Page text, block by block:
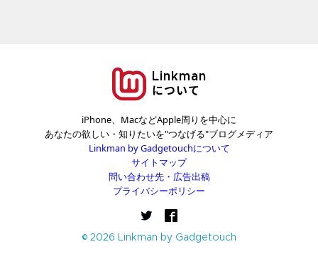
Linkman
について
iPhone、MacなどApple周りを中心に
あなたの欲しい・知りたいを"つなげる"ブログメディア
Linkman by Gadgetouchについて
サイトマップ
問い合わせ先・広告出稿
プライバシーポリシー
© 2026 Linkman by Gadgetouch